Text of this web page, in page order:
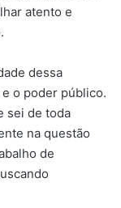
atento e
dessa
o poder público.
sei de toda
na questão
de